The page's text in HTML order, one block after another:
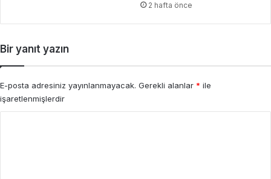
2 hafta önce
Bir yanıt yazın
E-posta adresiniz yayınlanmayacak. Gerekli alanlar * ile
işaretlenmişlerdir